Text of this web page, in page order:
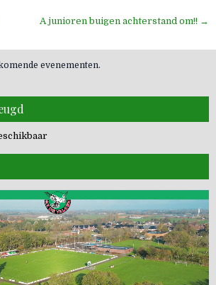
A junioren buigen achterstand om!! →
evenementen.